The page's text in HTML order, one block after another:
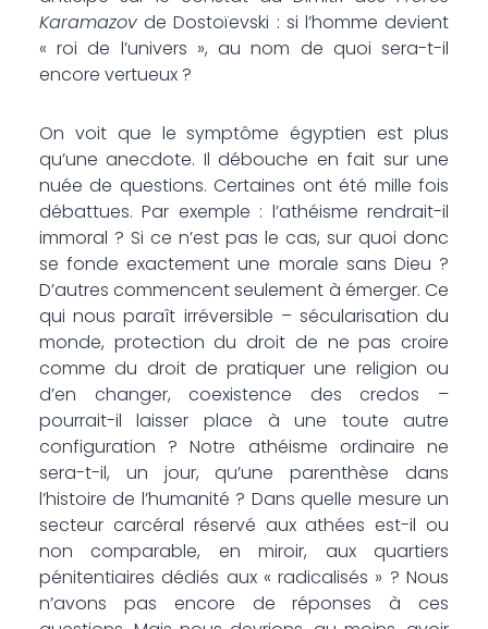
Karamazovde Dostoïevski : si l’homme devient
« roi de l’univers », au nom de quoi sera-t-il
encore vertueux ?
On voit que le symptôme égyptien est plus
qu’une anecdote. Il débouche en fait sur une
nuée de questions. Certaines ont été mille fois
débattues. Par exemple : l’athéisme rendrait-il
immoral ? Si ce n’est pas le cas, sur quoi donc
se fonde exactement une morale sans Dieu ?
D’autres commencent seulement à émerger. Ce
qui nous paraît irréversible – sécularisation du
monde, protection du droit de ne pas croire
comme du droit de pratiquer une religion ou
d’en changer, coexistence des credos –
pourrait-il laisser place à une toute autre
configuration ? Notre athéisme ordinaire ne
sera-t-il, un jour, qu’une parenthèse dans
l’histoire de l’humanité ? Dans quelle mesure un
secteur carcéral réservé aux athées est-il ou
non comparable, en miroir, aux quartiers
pénitentiaires dédiés aux « radicalisés » ? Nous
n’avons pas encore de réponses à ces